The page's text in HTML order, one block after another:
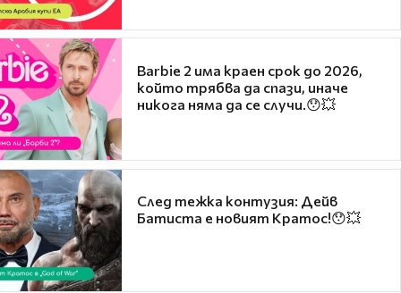
Barbie 2 има краен срок до 2026,
който трябва да спази, иначе
никога няма да се случи.😯💥
След тежка контузия: Дейв
Батиста е новият Кратос!😯💥